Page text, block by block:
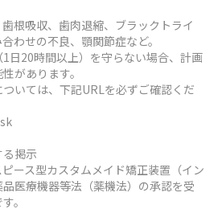
根吸収、歯肉退縮、ブラックトライ
わせの不良、顎関節症など。
日20時間以上）を守らない場合、計画
があります。
いては、下記URLを必ずご確認くだ
掲示
ース型カスタムメイド矯正装置（イン
医療機器等法（薬機法）の承認を受
。